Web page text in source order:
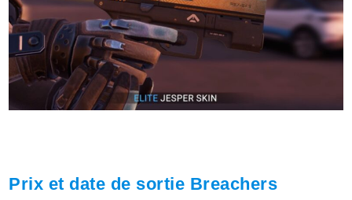
Prix et date de sortie Breachers